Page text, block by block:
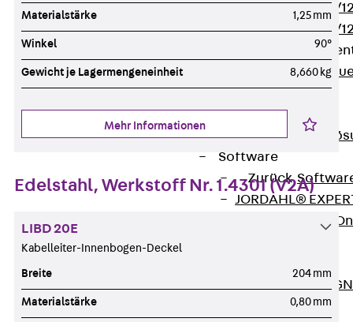
ISOPRO® 80/
ISOPRO® 80/
Zurück
ISOMUR®
Digitale Lösungen
Zurück Digitale
Software
Zurück
JORDAHL®
JORDAHL® JVB
FERBOX®-
CAD und BIM
Materialstärke 1,25 mm
Winkel 90°
Gewicht je Lagermengeneinheit 8,660 kg
Mehr Informationen
Edelstahl, Werkstoff Nr. 1.4301 (V2A)
LIBD 20E
Kabelleiter-Innenbogen-Deckel
Breite 204 mm
Materialstärke 0,80 mm